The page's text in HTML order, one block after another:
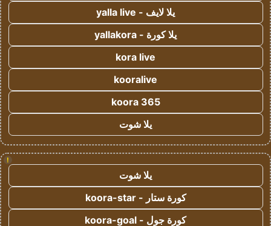
يلا لايف - yalla live
يلا كورة - yallakora
kora live
kooralive
koora 365
يلا شوت
!
يلا شوت
كورة ستار - koora-star
كورة جول - koora-goal